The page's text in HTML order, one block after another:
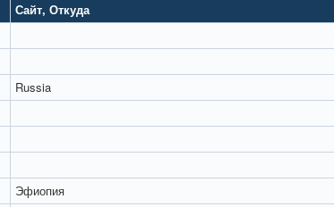
Сайт, Откуда
Russia
Эфиопия